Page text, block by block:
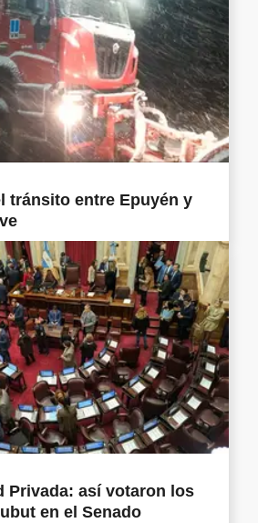
tránsito entre Epuyén y
Privada: así votaron los
en el Senado